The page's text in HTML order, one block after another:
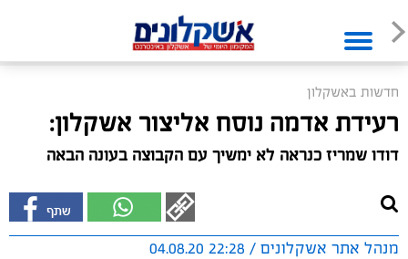
חדשות באשקלון
רעידת אדמה נוסח אליצור אשקלון:
דודו שמריז כנראה לא ימשיך עם הקבוצה בעונה הבאה
מנהל אתר אשקלונים / 22:28 04.08.20